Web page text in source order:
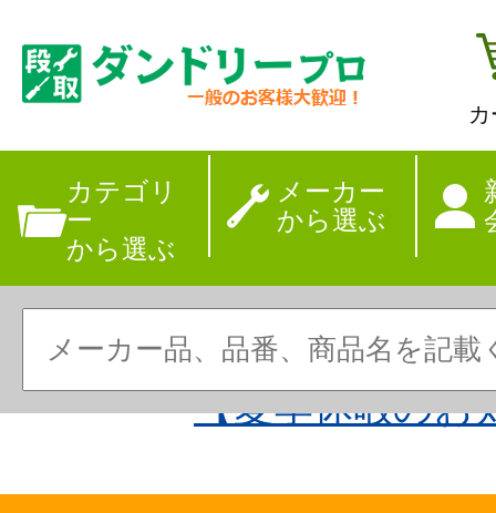
カテゴリ
ー
から選ぶ
メーカー
から選ぶ
【夏季休暇のお